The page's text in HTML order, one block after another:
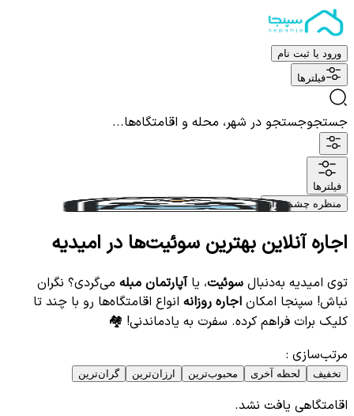
ورود یا ثبت نام
فیلترها
جستجوجستجو در شهر، محله و اقامتگاه‌ها...
فیلترها
منظره چشم نواز
اجاره آنلاین بهترین سوئیت‌ها در امیدیه
توی امیدیه به‌دنبال سوئیت، یاآپارتمان مبله می‌گردی؟ نگران
نباش! سپنجا امکان اجاره روزانه انواع اقامتگاه‌ها رو با چند تا
کلیک برات فراهم کرده. سفرت به یادماندنی! 🏘️
مرتب‌سازی :
تخفیف لحظه آخری محبوب‌ترین ارزان‌ترین گران‌ترین
اقامتگاهی یافت نشد.